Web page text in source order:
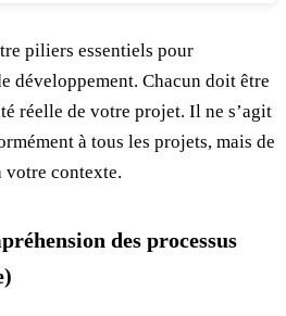
piliers essentiels pour
développement. Chacun doit être
réelle de votre projet. Il ne s’agit
à tous les projets, mais de
votre contexte.
des processus